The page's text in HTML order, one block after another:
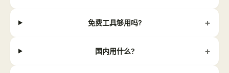
免费工具够用吗? +
国内用什么? +